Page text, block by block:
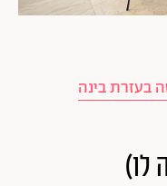
בעזרת בינה
לו)